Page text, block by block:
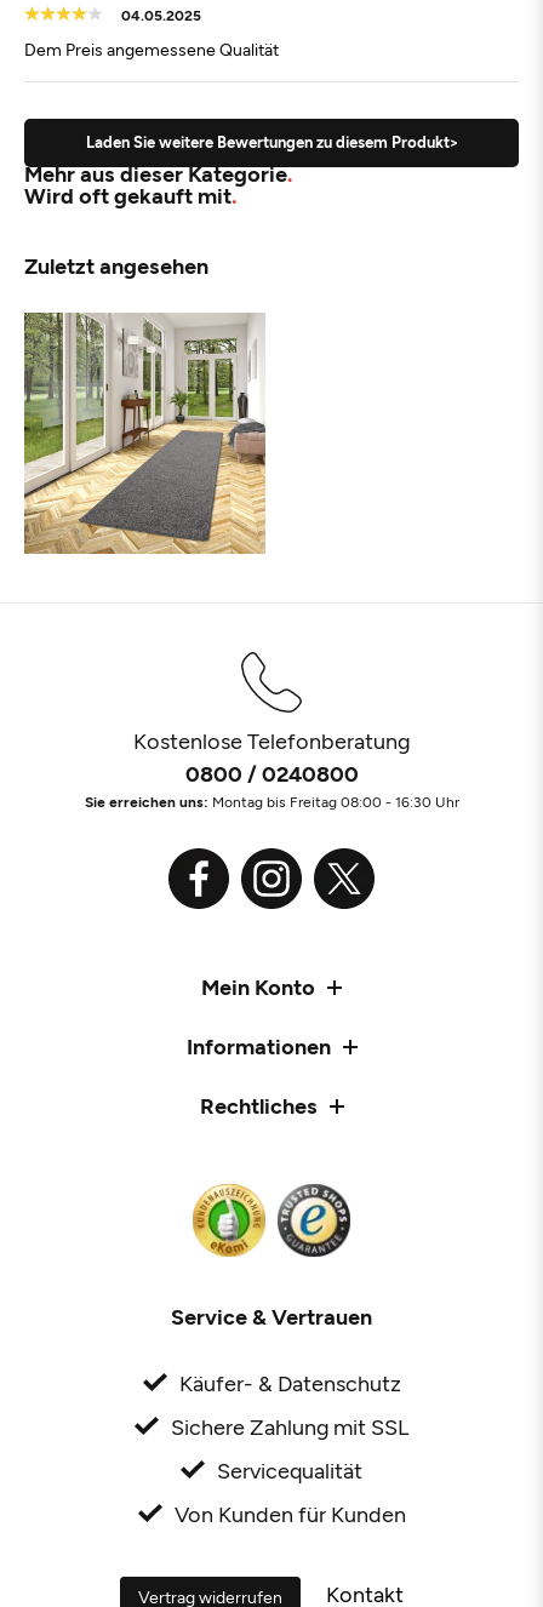
04.05.2025
Dem Preis angemessene Qualität
Laden Sie weitere Bewertungen zu diesem Produkt>
Mehr aus dieser Kategorie
Wird oft gekauft mit
Zuletzt angesehen
Kostenlose Telefonberatung
0800 / 0240800
Sie erreichen uns: Montag bis Freitag 08:00 - 16:30 Uhr
Mein Konto
Informationen
Rechtliches
Service & Vertrauen
Käufer- & Datenschutz
Sichere Zahlung mit SSL
Servicequalität
Von Kunden für Kunden
Vertrag widerrufen Kontakt